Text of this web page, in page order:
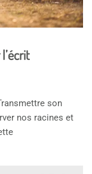
son
nos racines et